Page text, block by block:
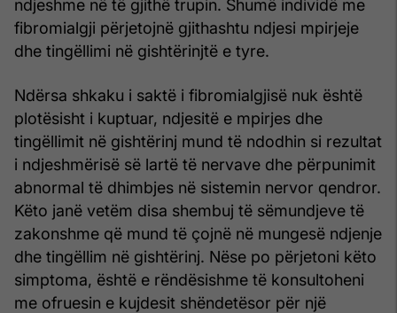
ndjeshme në të gjithë trupin. Shumë individë me
fibromialgji përjetojnë gjithashtu ndjesi mpirjeje
dhe tingëllimi në gishtërinjtë e tyre.
Ndërsa shkaku i saktë i fibromialgjisë nuk është
plotësisht i kuptuar, ndjesitë e mpirjes dhe
tingëllimit në gishtërinj mund të ndodhin si rezultat
i ndjeshmërisë së lartë të nervave dhe përpunimit
abnormal të dhimbjes në sistemin nervor qendror.
Këto janë vetëm disa shembuj të sëmundjeve të
zakonshme që mund të çojnë në mungesë ndjenje
dhe tingëllim në gishtërinj. Nëse po përjetoni këto
simptoma, është e rëndësishme të konsultoheni
me ofruesin e kujdesit shëndetësor për një